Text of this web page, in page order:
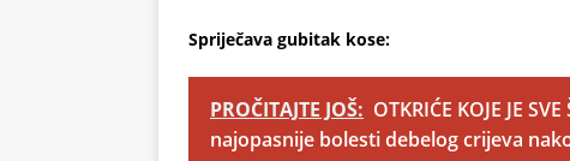
Spriječava gubitak kose:
PROČITAJTE JOŠ: OTKRIĆE KOJE JE
najopasnije bolesti debelog crijeva